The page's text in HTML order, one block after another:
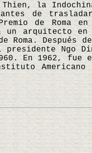
la
de
de Roma
un arquitecto en
Después
Ngo
En 1962,